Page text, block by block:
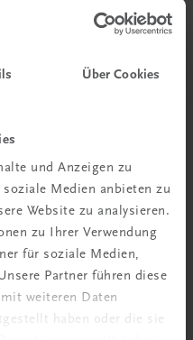
Über Cookies
und Anzeigen zu
Medien anbieten zu
Website zu analysieren.
zu Ihrer Verwendung
für soziale Medien,
Partner führen diese
weiteren Daten
haben oder die sie